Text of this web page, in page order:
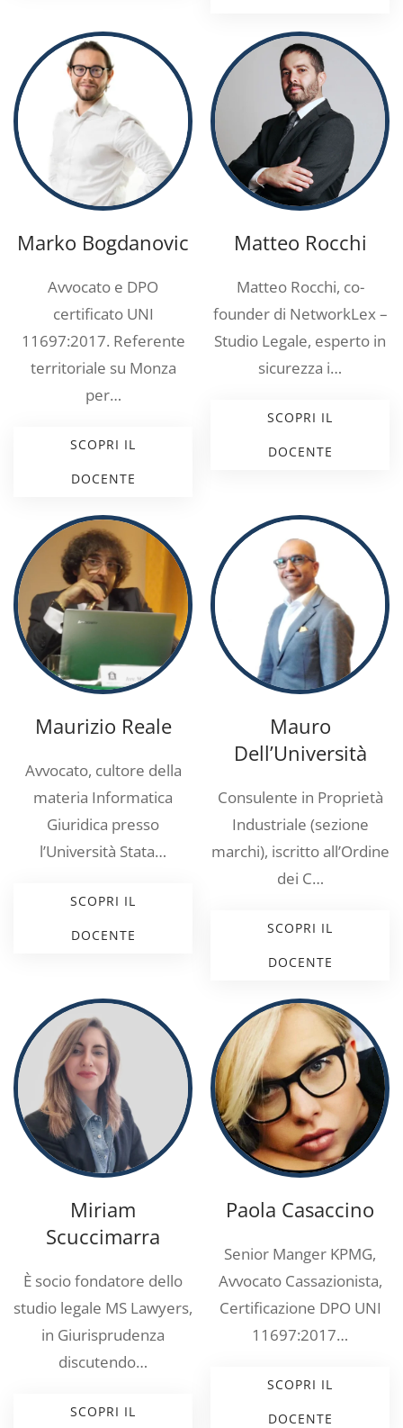
Marko Bogdanovic
Avvocato e DPO
certificato UNI
11697:2017. Referente
territoriale su Monza
per…
SCOPRI IL
DOCENTE
Matteo Rocchi
Matteo Rocchi, co-
founder di NetworkLex –
Studio Legale, esperto in
sicurezza i…
SCOPRI IL
DOCENTE
Maurizio Reale
Avvocato, cultore della
materia Informatica
Giuridica presso
l’Università Stata…
SCOPRI IL
DOCENTE
Mauro
Dell’Università
Consulente in Proprietà
Industriale (sezione
marchi), iscritto all’Ordine
dei C…
SCOPRI IL
DOCENTE
Miriam
Scuccimarra
È socio fondatore dello
studio legale MS Lawyers,
in Giurisprudenza
discutendo…
SCOPRI IL
Paola Casaccino
Senior Manger KPMG,
Avvocato Cassazionista,
Certificazione DPO UNI
11697:2017…
SCOPRI IL
DOCENTE